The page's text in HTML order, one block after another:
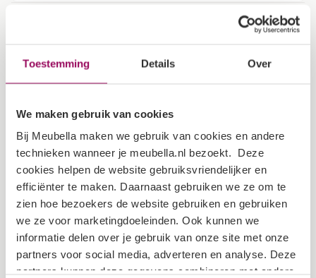
Toestemming Details Over
We maken gebruik van cookies
Bij Meubella maken we gebruik van cookies en andere
technieken wanneer je meubella.nl bezoekt. Deze
cookies helpen de website gebruiksvriendelijker en
efficiënter te maken. Daarnaast gebruiken we ze om te
zien hoe bezoekers de website gebruiken en gebruiken
we ze voor marketingdoeleinden. Ook kunnen we
informatie delen over je gebruik van onze site met onze
partners voor social media, adverteren en analyse. Deze
partners kunnen deze gegevens combineren met andere
Kleur
Verpakking
Dit artikel bestaat uit 4 pakketten
Lengte: 200 cm
Breedte: 62 cm
Hoogte: 5 cm